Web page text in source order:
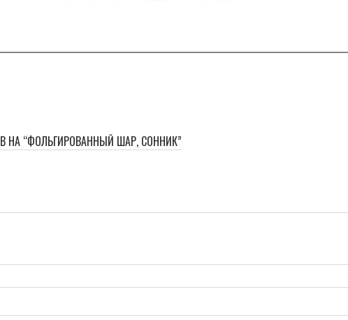
НА “ФОЛЬГИРОВАННЫЙ ШАР, СОННИК”